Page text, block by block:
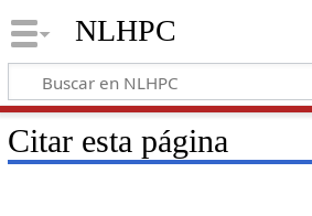
NLHPC
Citar esta página